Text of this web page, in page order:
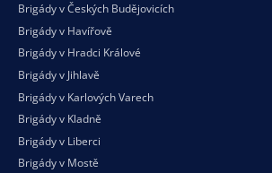
Brigády v Českých Budějovicích
Brigády v Havířově
Brigády v Hradci Králové
Brigády v Jihlavě
Brigády v Karlových Varech
Brigády v Kladně
Brigády v Liberci
Brigády v Mostě